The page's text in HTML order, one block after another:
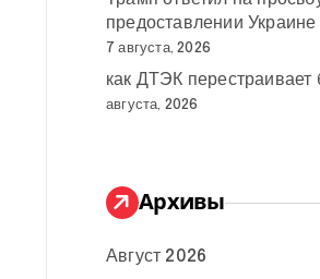
предоставлении
7 августа, 2026
как ДТЭК перестраивает
августа, 2026
Архивы
Август 2026